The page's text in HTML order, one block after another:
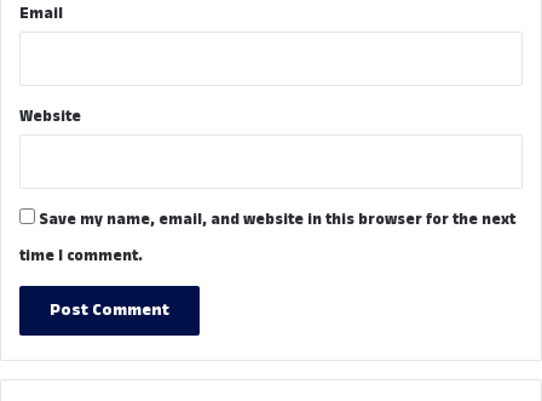
Email
Website
Save my name, email, and website in this browser for the next
time I comment.